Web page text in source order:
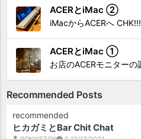
ACERとiMac ②
ACERとiMac ①
Recommended Posts
recommended
ヒカガミとBar Chit Chat